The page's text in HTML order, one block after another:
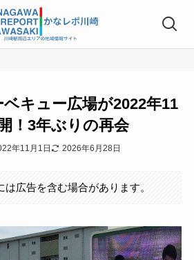
キュー広場が2022年11
！3年ぶりの再会
年11月1日 2026年6月28日
は広告を含む場合があります。